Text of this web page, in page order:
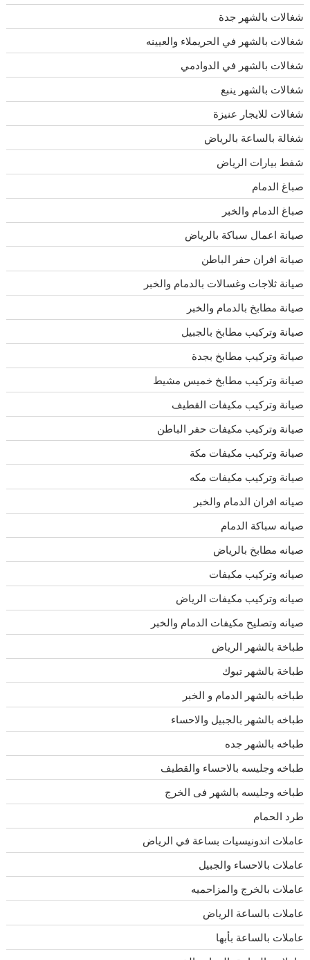
شغالات بالشهر جدة
شغالات بالشهر في الحريملاء والعيينه
شغالات بالشهر في الدوادمي
شغالات بالشهر ينبع
شغالات للايجار عنيزة
شغالة بالساعة بالرياض
شفط بيارات الرياض
صباغ الدمام
صباغ الدمام والخبر
صيانة اعمال سباكة بالرياض
صيانة افران حفر الباطن
صيانة ثلاجات وغسالات بالدمام والخبر
صيانة مطابخ بالدمام والخبر
صيانة وتركيب مطابخ بالجبيل
صيانة وتركيب مطابخ بجدة
صيانة وتركيب مطابخ خميس مشيط
صيانة وتركيب مكيفات القطيف
صيانة وتركيب مكيفات حفر الباطن
صيانة وتركيب مكيفات مكة
صيانة وتركيب مكيفات مكه
صيانه افران الدمام والخبر
صيانه سباكة الدمام
صيانه مطابخ بالرياض
صيانه وتركيب مكيفات
صيانه وتركيب مكيفات الرياض
صيانه وتصليح مكيفات الدمام والخبر
طباخة بالشهر الرياض
طباخة بالشهر تبوك
طباخه بالشهر الدمام و الخبر
طباخه بالشهر بالجبيل والاحساء
طباخه بالشهر جده
طباخه وجليسه بالاحساء والقطيف
طباخه وجليسه بالشهر فى الخرج
طرد الحمام
عاملات اندونيسيات بساعة في الرياض
عاملات بالاحساء والجبيل
عاملات بالخرج والمزاحميه
عاملات بالساعة الرياض
عاملات بالساعة بأبها